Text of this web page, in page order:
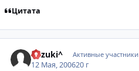
Цитата
Kazuki^ Активные участники
12 Мая, 200620 г